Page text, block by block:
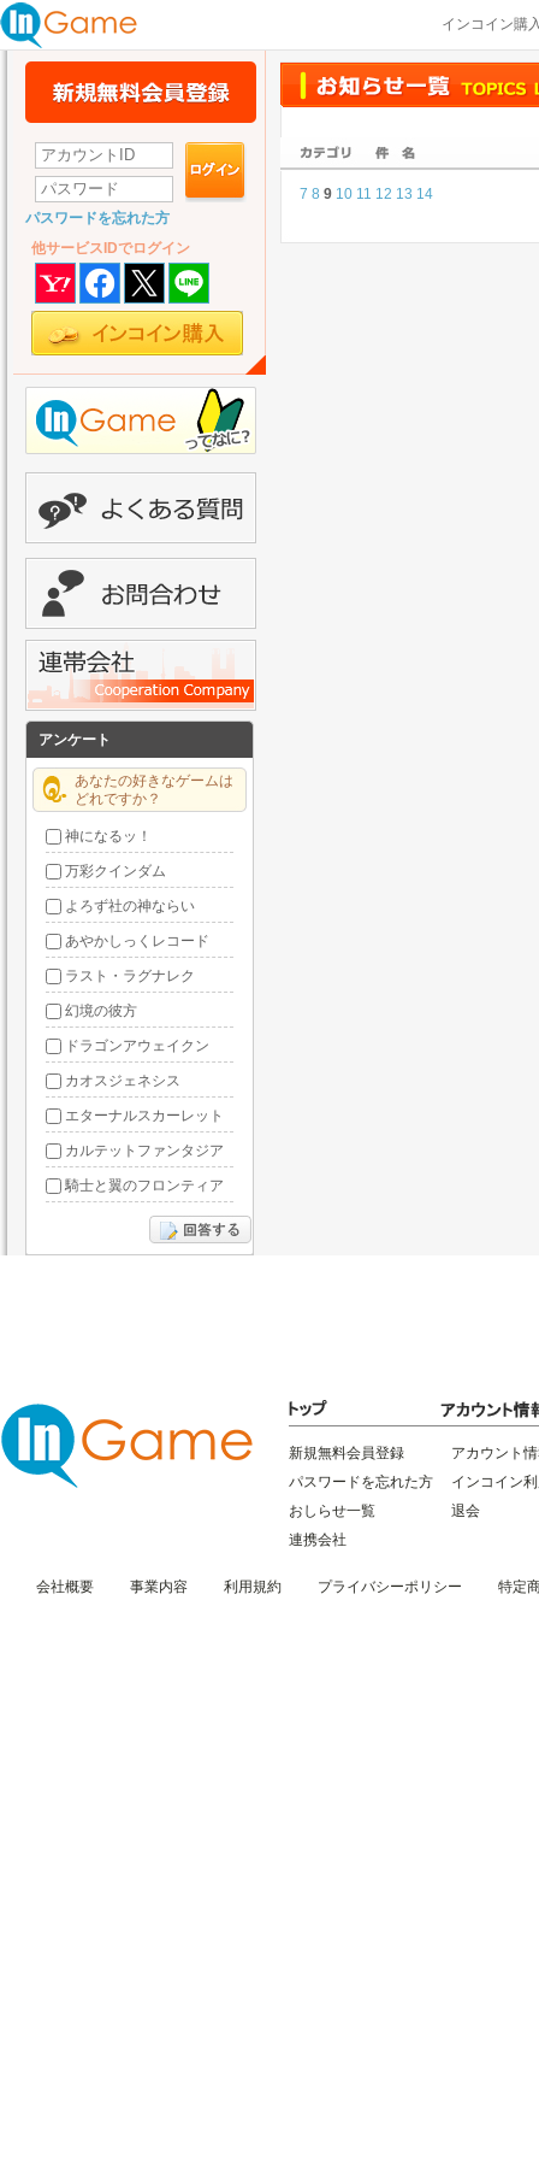
インコイン購
パスワードを忘れた方
他サービスIDでログイン
アンケート
あなたの好きなゲームは
どれですか？
神になるッ！
万彩クインダム
よろず社の神ならい
あやかしっくレコード
ラスト・ラグナレク
幻境の彼方
ドラゴンアウェイクン
カオスジェネシス
エターナルスカーレット
カルテットファンタジア
騎士と翼のフロンティア
ドラグーン・ナイツ
ぶっ飛び三国
7 8 9 10 11 12 13 14
新規無料会員登録
パスワードを忘れた方
おしらせ一覧
連携会社
アカウント
インコイン
退会
会社概要 事業内容 利用規約 プライバシーポリシー 特定